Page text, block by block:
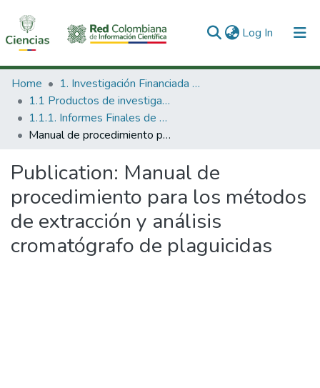
Log In (current)
Communities & Collections
All of DSpace
Statistics
Home
1. Investigación Financiada con Recursos Públicos
1.1 Productos de investigación
1.1.1. Informes Finales de Proyectos de Investigación
Manual de procedimiento para los métodos de extracción y análisis cromatógrafo de plaguicidas
Publication: Manual de
procedimiento para los métodos
de extracción y análisis
cromatógrafo de plaguicidas